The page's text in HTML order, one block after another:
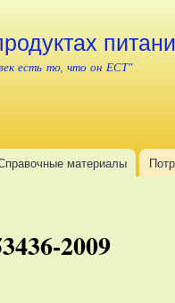
есть то, что он ЕСТ"
материалы
2009